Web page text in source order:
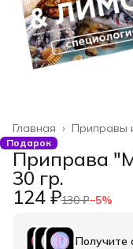
Приправы
Главная ›
Подарок
Приправа
30 гр.
124 ₽130 ₽−5%
Получите